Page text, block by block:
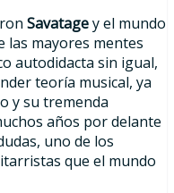
Savatagey el mundo
las mayores mentes
autodidacta sin igual,
teoría musical, ya
y su tremenda
años por delante
uno de los
que el mundo